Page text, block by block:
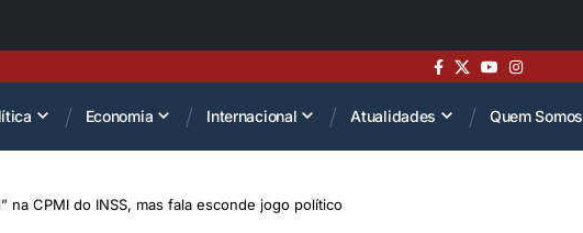
Economia Internacional Atualidades Quem Somos
na CPMI do INSS, mas fala esconde jogo político